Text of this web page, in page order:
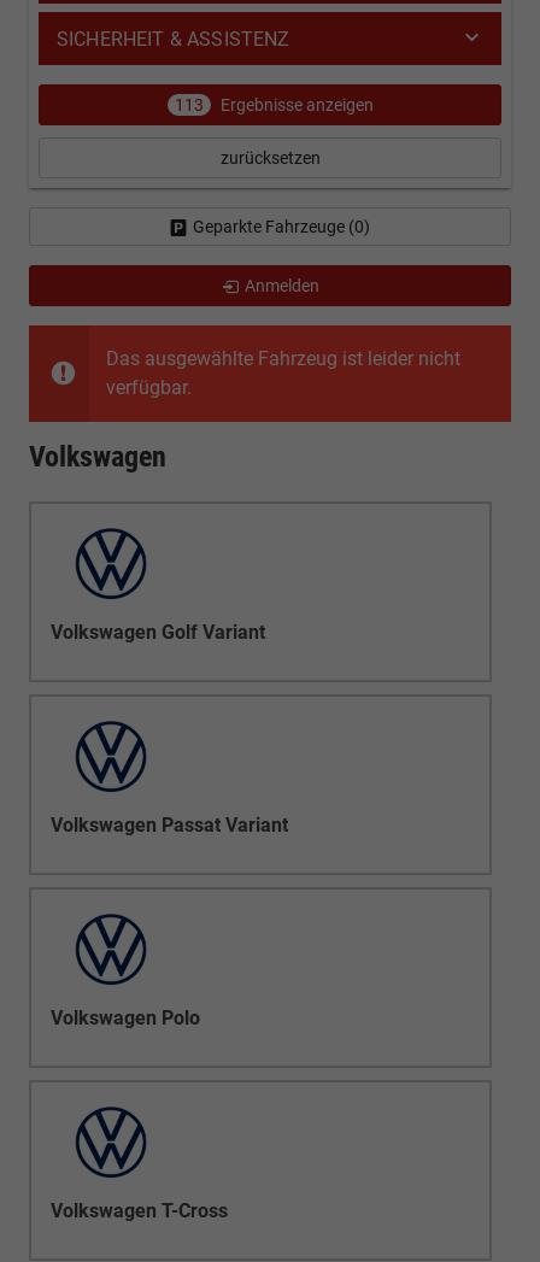
Das ausgewählte Fahrzeug ist leider nicht
verfügbar.
Volkswagen
Volkswagen Golf Variant
Volkswagen Passat Variant
Volkswagen Polo
Volkswagen T-Cross
SICHERHEIT & ASSISTENZ
113 Ergebnisse anzeigen
zurücksetzen
Geparkte Fahrzeuge (0)
Anmelden